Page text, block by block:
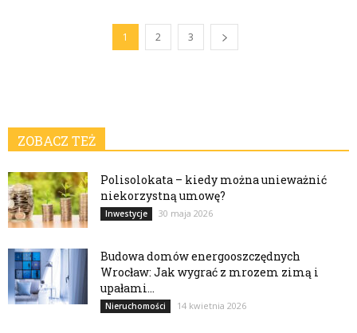
1 2 3
ZOBACZ TEŻ
Polisolokata – kiedy można unieważnić
niekorzystną umowę?
Inwestycje 30 maja 2026
Budowa domów energooszczędnych
Wrocław: Jak wygrać z mrozem zimą i
upałami...
Nieruchomości 14 kwietnia 2026